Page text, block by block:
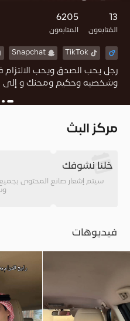
13
المُتابعون
6205
المتابعون
TikTok
Snapchat
رجل يحب الصدق ويحب
وشخصيه وحكيم ومحنك و إلى
مركز البث
خلنا نشوفك
سيتم إشعار صانع المحتوى
فيديوهات